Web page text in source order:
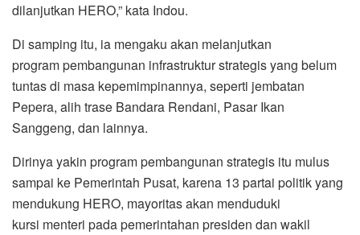
dilanjutkan HERO,” kata Indou.
Di samping itu, ia mengaku akan melanjutkan
program pembangunan infrastruktur strategis yang belum
tuntas di masa kepemimpinannya, seperti jembatan
Pepera, alih trase Bandara Rendani, Pasar Ikan
Sanggeng, dan lainnya.
Dirinya yakin program pembangunan strategis itu mulus
sampai ke Pemerintah Pusat, karena 13 partai politik yang
mendukung HERO, mayoritas akan menduduki
kursi menteri pada pemerintahan presiden dan wakil